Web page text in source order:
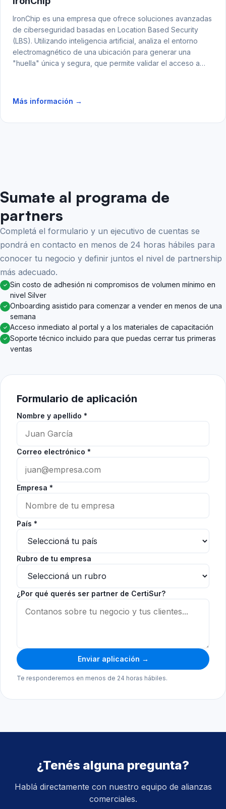
IronChip es una empresa que ofrece soluciones avanzadas
de ciberseguridad basadas en Location Based Security
(LBS). Utilizando inteligencia artificial, analiza el entorno
electromagnético de una ubicación para generar una
"huella" única y segura, que permite validar el acceso a
Más información →
Sumate al programa de
partners
Completá el formulario y un ejecutivo de cuentas se
pondrá en contacto en menos de 24 horas hábiles para
conocer tu negocio y definir juntos el nivel de partnership
más adecuado.
✓ Sin costo de adhesión ni compromisos de volumen mínimo en
nivel Silver
✓ Onboarding asistido para comenzar a vender en menos de una
semana
✓ Acceso inmediato al portal y a los materiales de capacitación
✓ Soporte técnico incluido para que puedas cerrar tus primeras
ventas
Formulario de aplicación
Nombre y apellido *
Correo electrónico *
Empresa *
País *
Rubro de tu empresa
¿Por qué querés ser partner de CertiSur?
Enviar aplicación →
Te responderemos en menos de 24 horas hábiles.
¿Tenés alguna pregunta?
Hablá directamente con nuestro equipo de alianzas
comerciales.